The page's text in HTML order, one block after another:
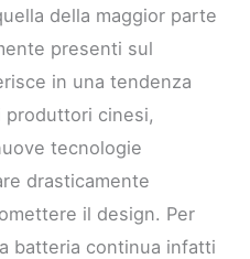
della maggior parte
presenti sul
in una tendenza
produttori cinesi,
tecnologie
drasticamente
il design. Per
batteria continua infatti